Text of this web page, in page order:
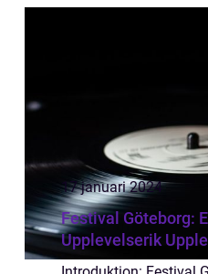
en mängd spännande
17 januari 2024
Festival Göteborg:
Upplevelserik